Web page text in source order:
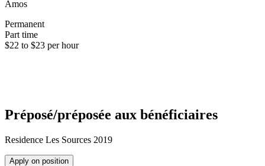
Amos
Permanent
Part time
$22 to $23 per hour
Préposé/préposée aux bénéficiaires
Residence Les Sources 2019
Apply on position